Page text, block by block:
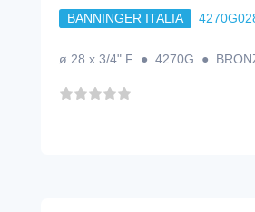
BANNINGER ITALIA
ø 28 x 3/4" F ● 4270G ●